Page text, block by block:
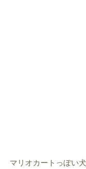
マリオカートっぽい